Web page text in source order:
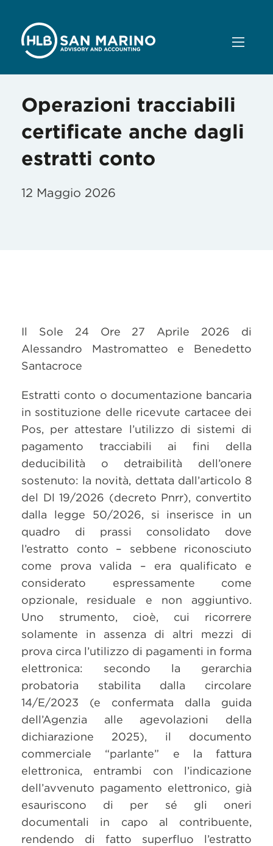
Operazioni tracciabili
certificate anche dagli
estratti conto
12 Maggio 2026
Il Sole 24 Ore 27 Aprile 2026 di
Alessandro Mastromatteo e Benedetto
Santacroce
Estratti conto o documentazione bancaria
in sostituzione delle ricevute cartacee dei
Pos, per attestare l’utilizzo di sistemi di
pagamento tracciabili ai fini della
deducibilità o detraibilità dell’onere
sostenuto: la novità, dettata dall’articolo 8
del Dl 19/2026 (decreto Pnrr), convertito
dalla legge 50/2026, si inserisce in un
quadro di prassi consolidato dove
l’estratto conto – sebbene riconosciuto
come prova valida – era qualificato e
considerato espressamente come
opzionale, residuale e non aggiuntivo.
Uno strumento, cioè, cui ricorrere
solamente in assenza di altri mezzi di
prova circa l’utilizzo di pagamenti in forma
elettronica: secondo la gerarchia
probatoria stabilita dalla circolare
14/E/2023 (e confermata dalla guida
dell’Agenzia alle agevolazioni della
dichiarazione 2025), il documento
commerciale “parlante” e la fattura
elettronica, entrambi con l’indicazione
dell’avvenuto pagamento elettronico, già
esauriscono di per sé gli oneri
documentali in capo al contribuente,
rendendo di fatto superfluo l’estratto